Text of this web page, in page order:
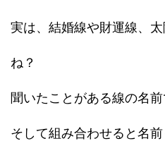
実は、結婚線や財運線、太
ね？
聞いたことがある線の名前
そして組み合わせると名前